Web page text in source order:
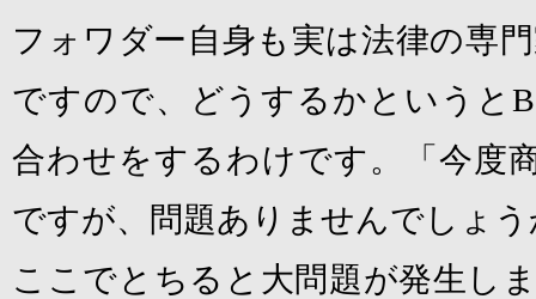
フォワダー自身も実は法律の専
ですので、どうするかというと B
合わせをするわけです。「今度
ですが、問題ありませんでしょ
ここでとちると大問題が発生し